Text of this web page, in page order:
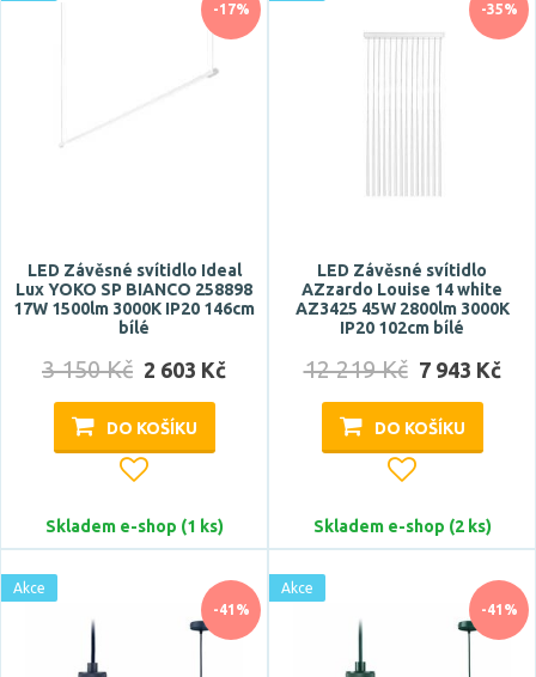
beton
bílá
borovice
akryl
bambus
-17%
LED Závěsné svítidlo Ideal
Lux YOKO SP BIANCO 258898
17W 1500lm 3000K IP20 146cm
bílé
3 150 Kč 2 603 Kč
DO KOŠÍKU
Skladem e-shop (1 ks)
-35%
LED Závěsné svítidlo
AZzardo Louise 14 white
AZ3425 45W 2800lm 3000K
IP20 102cm bílé
12 219 Kč 7 943 Kč
DO KOŠÍKU
Skladem e-shop (2 ks)
-41%
Akce
-41%
Akce